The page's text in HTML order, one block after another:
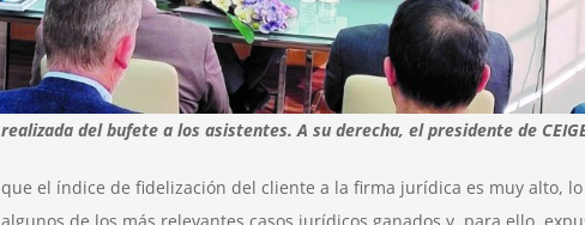
del bufete a los asistentes. A su derecha, el presidente de
el índice de fidelización del cliente a la firma jurídica es muy alto,